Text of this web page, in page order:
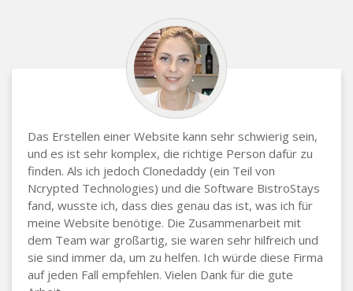
Das Erstellen einer Website kann sehr schwierig sein,
und es ist sehr komplex, die richtige Person dafür zu
finden. Als ich jedoch Clonedaddy (ein Teil von
Ncrypted Technologies) und die Software BistroStays
fand, wusste ich, dass dies genau das ist, was ich für
meine Website benötige. Die Zusammenarbeit mit
dem Team war großartig, sie waren sehr hilfreich und
sie sind immer da, um zu helfen. Ich würde diese Firma
auf jeden Fall empfehlen. Vielen Dank für die gute